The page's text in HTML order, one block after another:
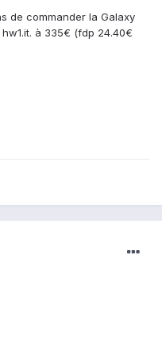
de commander la Galaxy
à 335€ (fdp 24.40€